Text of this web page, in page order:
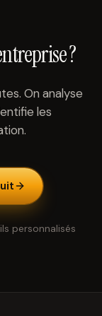
?
On analyse
les
personnalisés